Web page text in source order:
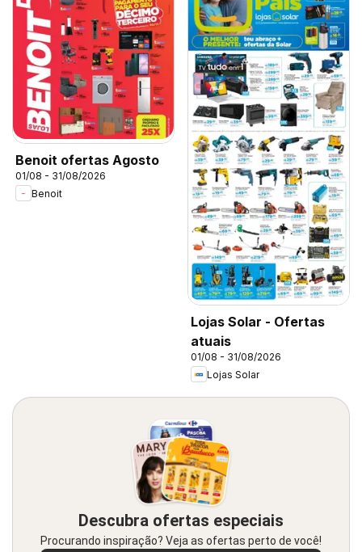
Benoit ofertas Agosto
01/08 - 31/08/2026
Benoit
Lojas Solar - Ofertas
atuais
01/08 - 31/08/2026
Lojas Solar
Descubra ofertas especiais
Procurando inspiração? Veja as ofertas perto de você!